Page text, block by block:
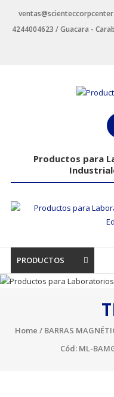
contenido
4244004623 / Guacara -
Industriales
y
Productos para
PRODUCTOS
Home / BARRAS
Cód: ML-